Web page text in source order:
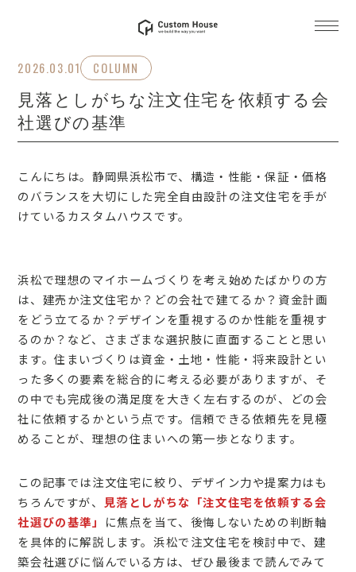
2026.03.01 COLUMN
見落としがちな注文住宅を依頼する会
社選びの基準
こんにちは。静岡県浜松市で、構造・性能・保証・価格
のバランスを大切にした完全自由設計の注文住宅を手が
けているカスタムハウスです。
浜松で理想のマイホームづくりを考え始めたばかりの方
は、建売か注文住宅か？どの会社で建てるか？資金計画
をどう立てるか？デザインを重視するのか性能を重視す
るのか？など、さまざまな選択肢に直面することと思い
ます。住まいづくりは資金・土地・性能・将来設計とい
った多くの要素を総合的に考える必要がありますが、そ
の中でも完成後の満足度を大きく左右するのが、どの会
社に依頼するかという点です。信頼できる依頼先を見極
めることが、理想の住まいへの第一歩となります。
この記事では注文住宅に絞り、デザイン力や提案力はも
ちろんですが、
見落としがちな「注文住宅を依頼する会
社選びの基準」
に焦点を当て、後悔しないための判断軸
を具体的に解説します。浜松で注文住宅を検討中で、建
築会社選びに悩んでいる方は、ぜひ最後まで読んでみて